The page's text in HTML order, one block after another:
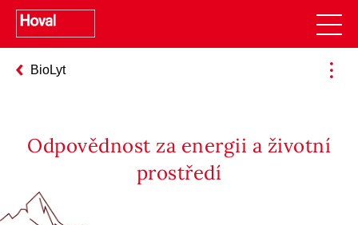
BioLyt
Odpovědnost za energii a životní
prostředí